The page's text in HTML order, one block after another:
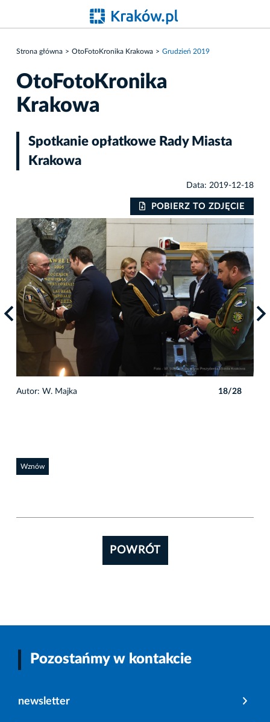
Strona główna OtoFotoKronika Krakowa Grudzień 2019
OtoFotoKronika
Krakowa
Spotkanie opłatkowe Rady Miasta
Krakowa
Data: 2019-12-18
POBIERZ TO ZDJĘCIE
Autor: W. Majka 18/28
Wznów
POWRÓT
Pozostańmy w kontakcie
newsletter